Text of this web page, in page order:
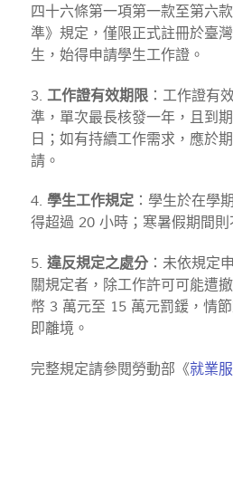
四十六條第一項第一款至第六
準》規定，僅限正式註冊於臺
生，始得申請學生工作證。
3. 工作證有效期限 ：工作證有
準，單次最長核發一年，且到
日；如有持續工作需求，應於
請。
4. 學生工作規定 ：學生於在學
得超過 20 小時；寒暑假期間則
5. 違反規定之處分 ：未依規定
關規定者，除工作許可可能遭
幣 3 萬元至 15 萬元罰鍰，情
即離境。
完整規定請參閱勞動部《就業